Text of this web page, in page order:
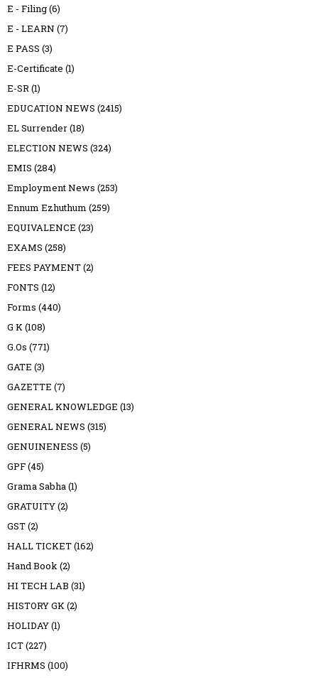
E - Filing(6)
E - LEARN (7)
E PASS (3)
E-Certificate (1)
E-SR(1)
EDUCATION NEWS (2415)
EL Surrender(18)
ELECTION NEWS (324)
EMIS (284)
Employment News (253)
Ennum Ezhuthum (259)
EQUIVALENCE (23)
EXAMS (258)
FEES PAYMENT(2)
FONTS (12)
Forms (440)
G K(108)
G.Os (771)
GATE (3)
GAZETTE (7)
GENERAL KNOWLEDGE (13)
GENERAL NEWS (315)
GENUINENESS (5)
GPF(45)
Grama Sabha(1)
GRATUITY(2)
GST(2)
HALL TICKET(162)
Hand Book(2)
HI TECH LAB (31)
HISTORY GK(2)
HOLIDAY(1)
ICT(227)
IFHRMS (100)